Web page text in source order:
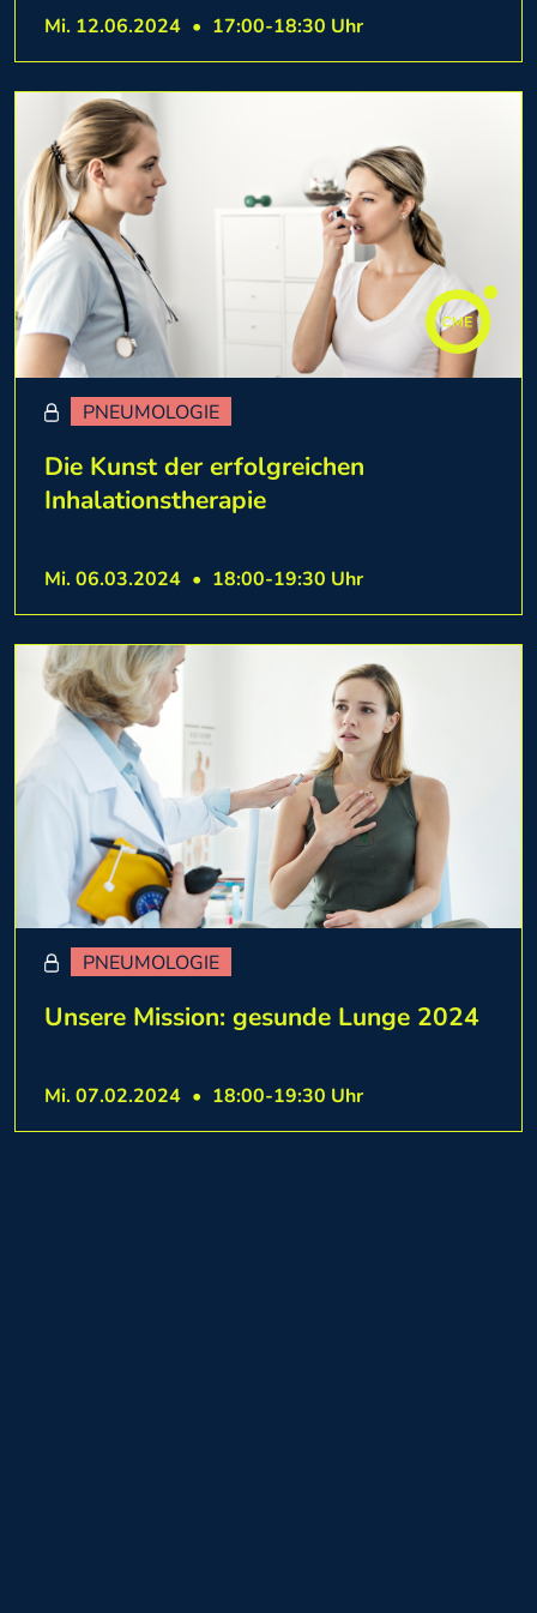
Mi. 12.06.2024 • 17:00-18:30 Uhr
PNEUMOLOGIE
Die Kunst der erfolgreichen
Inhalationstherapie
Mi. 06.03.2024 • 18:00-19:30 Uhr
PNEUMOLOGIE
Unsere Mission: gesunde Lunge 2024
Mi. 07.02.2024 • 18:00-19:30 Uhr